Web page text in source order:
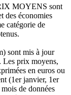
MOYENS sont
des économies
catégorie de
sont mis à jour
Les prix moyens,
en euros ou
(1er janvier, 1er
de données